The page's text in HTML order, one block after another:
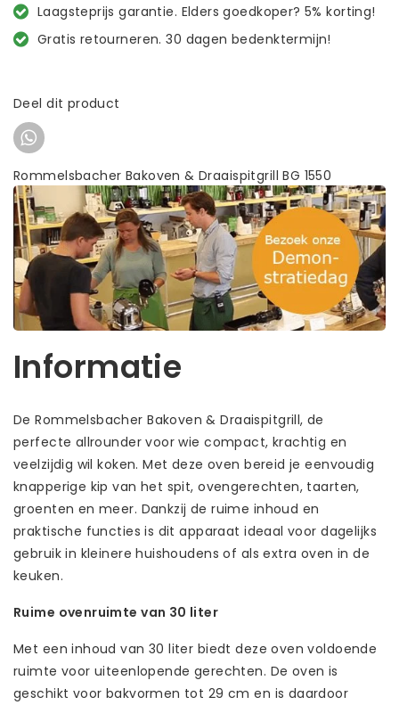
Laagsteprijs garantie. Elders goedkoper? 5% korting!
Gratis retourneren. 30 dagen bedenktermijn!
Deel dit product
Rommelsbacher Bakoven & Draaispitgrill BG 1550
Informatie
De Rommelsbacher Bakoven & Draaispitgrill, de
perfecte allrounder voor wie compact, krachtig en
veelzijdig wil koken. Met deze oven bereid je eenvoudig
knapperige kip van het spit, ovengerechten, taarten,
groenten en meer. Dankzij de ruime inhoud en
praktische functies is dit apparaat ideaal voor dagelijks
gebruik in kleinere huishoudens of als extra oven in de
keuken.
Ruime ovenruimte van 30 liter
Met een inhoud van 30 liter biedt deze oven voldoende
ruimte voor uiteenlopende gerechten. De oven is
geschikt voor bakvormen tot 29 cm en is daardoor